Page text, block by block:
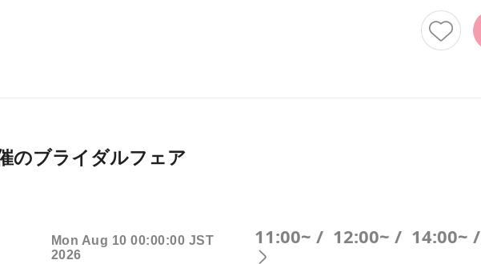
のブライダルフェア
Mon Aug 10 00:00:00 JST
2026
11:00~ / 12:00~ / 14:00~ /